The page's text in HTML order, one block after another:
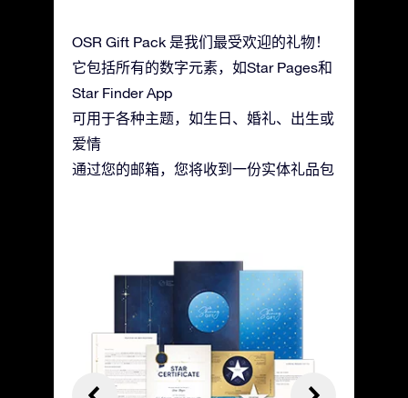
OSR Gift Pack 是我们最受欢迎的礼物！
它包括所有的数字元素，如Star Pages和
Star Finder App
可用于各种主题，如生日、婚礼、出生或
爱情
通过您的邮箱，您将收到一份实体礼品包